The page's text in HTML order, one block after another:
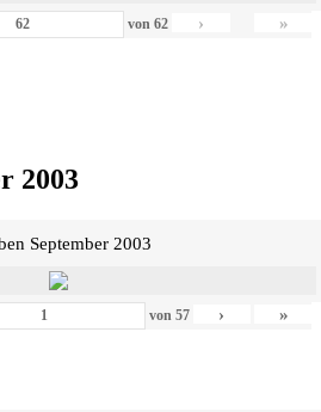
von62 › »
2003
September 2003
von 57 › »